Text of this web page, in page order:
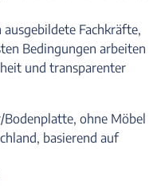
Fachkräfte,
Bedingungen arbeiten
und transparenter
ohne Möbel
basierend auf